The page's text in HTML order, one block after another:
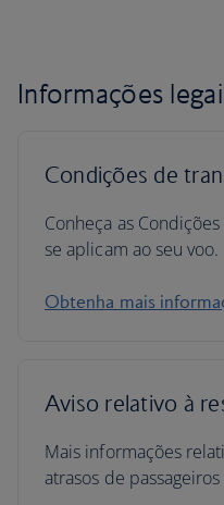
Informações
Condições de
Conheça as
se aplicam ao seu voo.
Obtenha mais
Aviso relativo à
Mais informações
atrasos de